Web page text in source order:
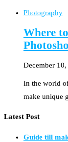
Photography
Where
December
In the world
make unique
Latest Post
Guide till